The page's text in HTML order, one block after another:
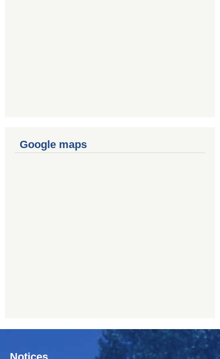
Google maps